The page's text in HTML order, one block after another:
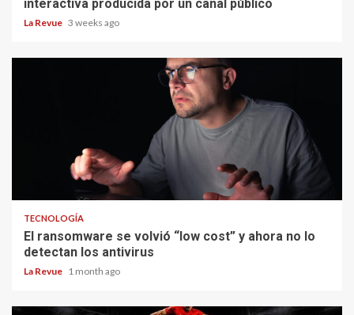
interactiva producida por un canal público
La Revue 3 weeks ago
TECNOLOGÍA
El ransomware se volvió “low cost” y ahora no lo
detectan los antivirus
La Revue 1 month ago